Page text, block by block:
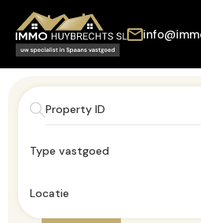
Type vastgoed
Locatie